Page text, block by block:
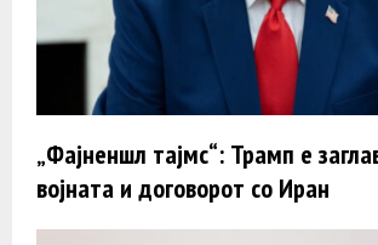
„Фајненшл тајмс“: Трамп e
војната и договорот со Иран